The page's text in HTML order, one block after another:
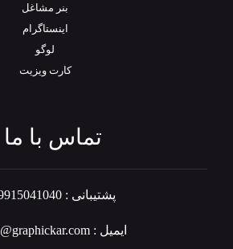
بنر مشاغل
اینستاگرام
لوگو
کارت ویزیت
تماس با ما
پشتیبانی : 09915041040
ایمیل : info@graphickar.com